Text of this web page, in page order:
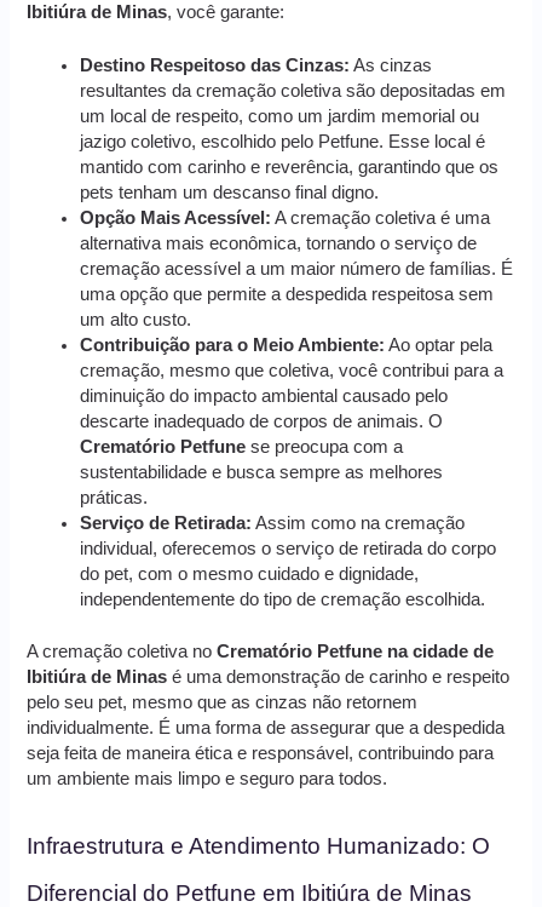
Ibitiúra de Minas, você garante:
Destino Respeitoso das Cinzas: As cinzas
resultantes da cremação coletiva são depositadas em
um local de respeito, como um jardim memorial ou
jazigo coletivo, escolhido pelo Petfune. Esse local é
mantido com carinho e reverência, garantindo que os
pets tenham um descanso final digno.
Opção Mais Acessível: A cremação coletiva é uma
alternativa mais econômica, tornando o serviço de
cremação acessível a um maior número de famílias. É
uma opção que permite a despedida respeitosa sem
um alto custo.
Contribuição para o Meio Ambiente: Ao optar pela
cremação, mesmo que coletiva, você contribui para a
diminuição do impacto ambiental causado pelo
descarte inadequado de corpos de animais. O
Crematório Petfune se preocupa com a
sustentabilidade e busca sempre as melhores
práticas.
Serviço de Retirada: Assim como na cremação
individual, oferecemos o serviço de retirada do corpo
do pet, com o mesmo cuidado e dignidade,
independentemente do tipo de cremação escolhida.
A cremação coletiva noCrematório Petfune na cidade de
Ibitiúra de Minas é uma demonstração de carinho e respeito
pelo seu pet, mesmo que as cinzas não retornem
individualmente. É uma forma de assegurar que a despedida
seja feita de maneira ética e responsável, contribuindo para
um ambiente mais limpo e seguro para todos.
Infraestrutura e Atendimento Humanizado: O
Diferencial do Petfune em Ibitiúra de Minas